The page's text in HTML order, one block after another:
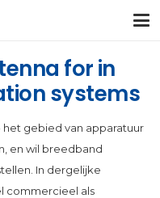
for in
systems
het gebied van apparatuur
en wil breedband
In dergelijke
commercieel als